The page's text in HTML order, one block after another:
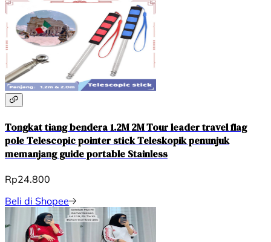
Tongkat tiang bendera 1.2M 2M Tour leader travel flag
pole Telescopic pointer stick Teleskopik penunjuk
memanjang guide portable Stainless
Rp24.800
Beli di Shopee